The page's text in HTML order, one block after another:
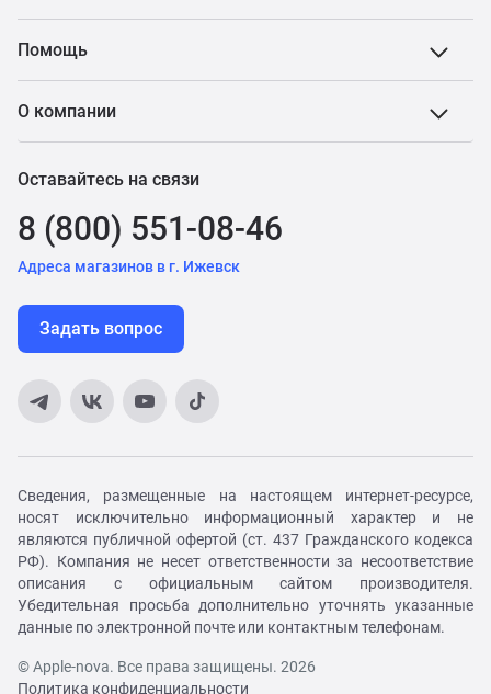
Помощь
О компании
Оставайтесь на связи
8 (800) 551-08-46
Адреса магазинов в г. Ижевск
Задать вопрос
Сведения, размещенные на настоящем интернет-ресурсе,
носят исключительно информационный характер и не
являются публичной офертой (ст. 437 Гражданского кодекса
РФ). Компания не несет ответственности за несоответствие
описания с официальным сайтом производителя.
Убедительная просьба дополнительно уточнять указанные
данные по электронной почте или контактным телефонам.
© Apple-nova. Все права защищены. 2026
Политика конфиденциальности